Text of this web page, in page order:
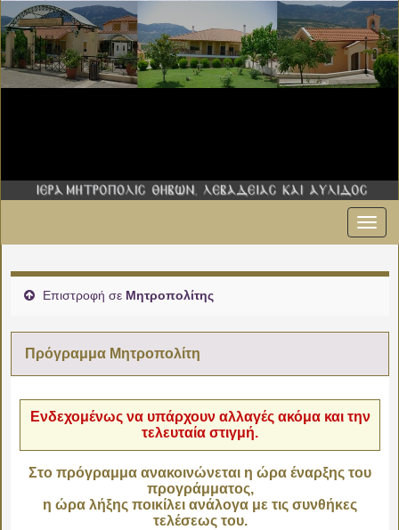
Επιστροφή σε Μητροπολίτης
Πρόγραμμα Μητροπολίτη
Ενδεχομένως να υπάρχουν αλλαγές ακόμα και την
τελευταία στιγμή.
Στο πρόγραμμα ανακοινώνεται η ώρα έναρξης του
προγράμματος,
η ώρα λήξης ποικίλει ανάλογα με τις συνθήκες
τελέσεως του.